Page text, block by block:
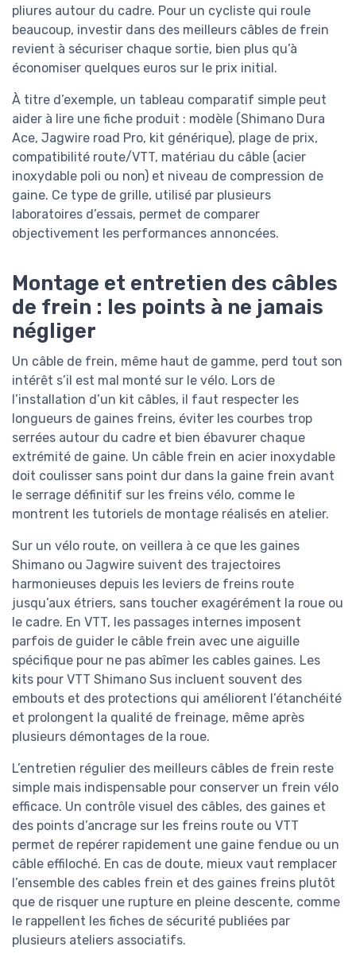
pliures autour du cadre. Pour un cycliste qui roule
beaucoup, investir dans des meilleurs câbles de frein
revient à sécuriser chaque sortie, bien plus qu’à
économiser quelques euros sur le prix initial.
À titre d’exemple, un tableau comparatif simple peut
aider à lire une fiche produit : modèle (Shimano Dura
Ace, Jagwire road Pro, kit générique), plage de prix,
compatibilité route/VTT, matériau du câble (acier
inoxydable poli ou non) et niveau de compression de
gaine. Ce type de grille, utilisé par plusieurs
laboratoires d’essais, permet de comparer
objectivement les performances annoncées.
Montage et entretien des câbles
de frein : les points à ne jamais
négliger
Un câble de frein, même haut de gamme, perd tout son
intérêt s’il est mal monté sur le vélo. Lors de
l’installation d’un kit câbles, il faut respecter les
longueurs de gaines freins, éviter les courbes trop
serrées autour du cadre et bien ébavurer chaque
extrémité de gaine. Un câble frein en acier inoxydable
doit coulisser sans point dur dans la gaine frein avant
le serrage définitif sur les freins vélo, comme le
montrent les tutoriels de montage réalisés en atelier.
Sur un vélo route, on veillera à ce que les gaines
Shimano ou Jagwire suivent des trajectoires
harmonieuses depuis les leviers de freins route
jusqu’aux étriers, sans toucher exagérément la roue ou
le cadre. En VTT, les passages internes imposent
parfois de guider le câble frein avec une aiguille
spécifique pour ne pas abîmer les cables gaines. Les
kits pour VTT Shimano Sus incluent souvent des
embouts et des protections qui améliorent l’étanchéité
et prolongent la qualité de freinage, même après
plusieurs démontages de la roue.
L’entretien régulier des meilleurs câbles de frein reste
simple mais indispensable pour conserver un frein vélo
efficace. Un contrôle visuel des câbles, des gaines et
des points d’ancrage sur les freins route ou VTT
permet de repérer rapidement une gaine fendue ou un
câble effiloché. En cas de doute, mieux vaut remplacer
l’ensemble des cables frein et des gaines freins plutôt
que de risquer une rupture en pleine descente, comme
le rappellent les fiches de sécurité publiées par
plusieurs ateliers associatifs.